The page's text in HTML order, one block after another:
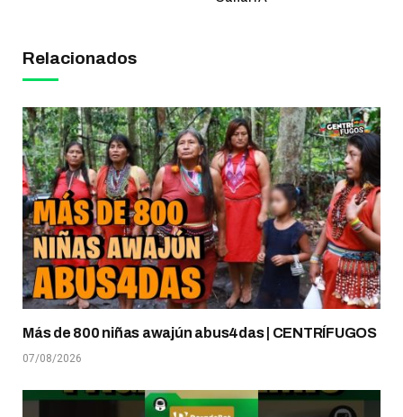
Relacionados
Más de 800 niñas awajún abus4das | CENTRÍFUGOS
07/08/2026